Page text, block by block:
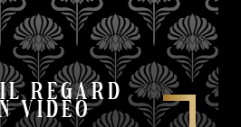
REGARD
VIDÉO